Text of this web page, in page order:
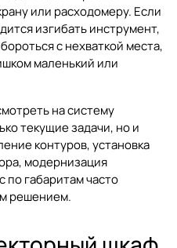
или расходомеру. Если
изгибать инструмент,
с нехваткой места,
маленький или
на систему
текущие задачи, но и
контуров, установка
модернизация
габаритам часто
решением.